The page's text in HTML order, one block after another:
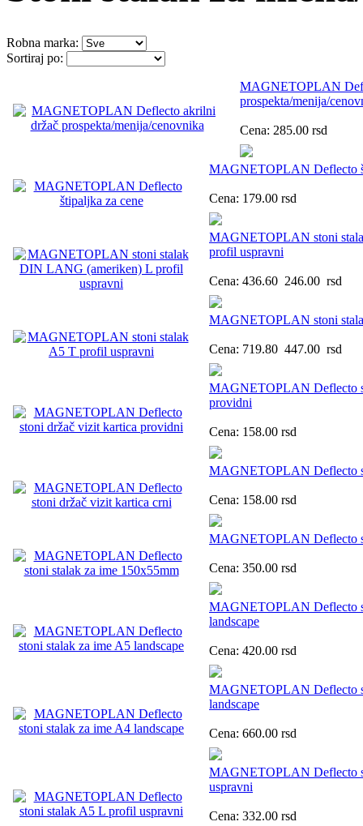
Robna marka:
Sortiraj po:
MAGNETOPLAN
prospekta/menija/
Cena: 285.00 rsd
MAGNETOPLAN Deflecto
Cena: 179.00 rsd
MAGNETOPLAN stoni
profil uspravni
Cena: 436.60 246.00 rsd
MAGNETOPLAN stoni
Cena: 719.80 447.00 rsd
MAGNETOPLAN Deflecto
providni
Cena: 158.00 rsd
MAGNETOPLAN Deflecto
Cena: 158.00 rsd
MAGNETOPLAN Deflecto
Cena: 350.00 rsd
MAGNETOPLAN Deflecto
landscape
Cena: 420.00 rsd
MAGNETOPLAN Deflecto
landscape
Cena: 660.00 rsd
MAGNETOPLAN Deflecto
uspravni
Cena: 332.00 rsd